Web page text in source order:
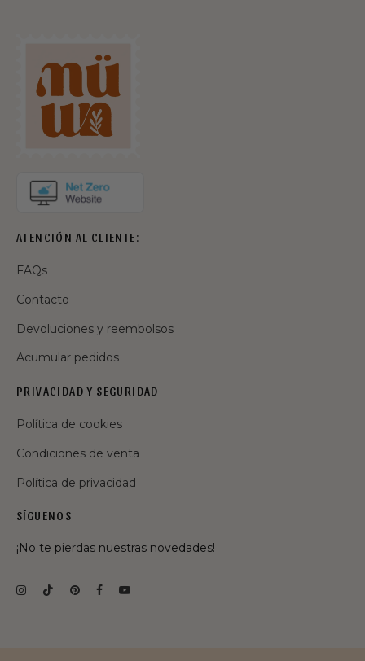
ATENCIÓN AL CLIENTE:
FAQs
Contacto
Devoluciones y reembolsos
Acumular pedidos
PRIVACIDAD Y SEGURIDAD
Política de cookies
Condiciones de venta
Política de privacidad
SÍGUENOS
¡No te pierdas nuestras novedades!